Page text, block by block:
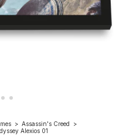
> Assassin's Creed
>
Alexios 01